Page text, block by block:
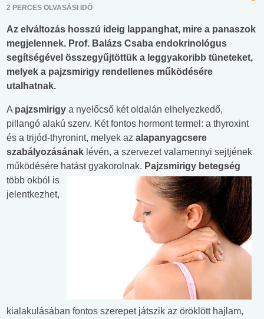
2 PERCES OLVASÁSI IDŐ
Az elváltozás hosszú ideig lappanghat, mire a panaszok
megjelennek. Prof. Balázs Csaba endokrinológus
segítségével összegyűjtöttük a leggyakoribb tüneteket,
melyek a pajzsmirigy rendellenes működésére
utalhatnak.
A pajzsmirigy a nyelőcső két oldalán elhelyezkedő,
pillangó alakú szerv. Két fontos hormont termel: a thyroxint
és a trijód-thyronint, melyek az alapanyagcsere
szabályozásának lévén, a szervezet valamennyi sejtjének
működésére hatástgyakorolnak. Pajzsmirigy betegség
több okból is
jelentkezhet,
kialakulásában fontos szerepet játszik az öröklött hajlam,